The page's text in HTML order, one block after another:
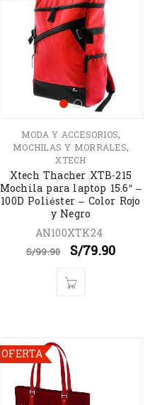
MODA Y ACCESORIOS,
MOCHILAS Y MORRALES,
XTECH
Xtech Thacher XTB-215
Mochila para laptop 15.6″ –
100D Poliéster – Color Rojo
y Negro
AN100XTK24
S/99.90 S/79.90
OFERTA